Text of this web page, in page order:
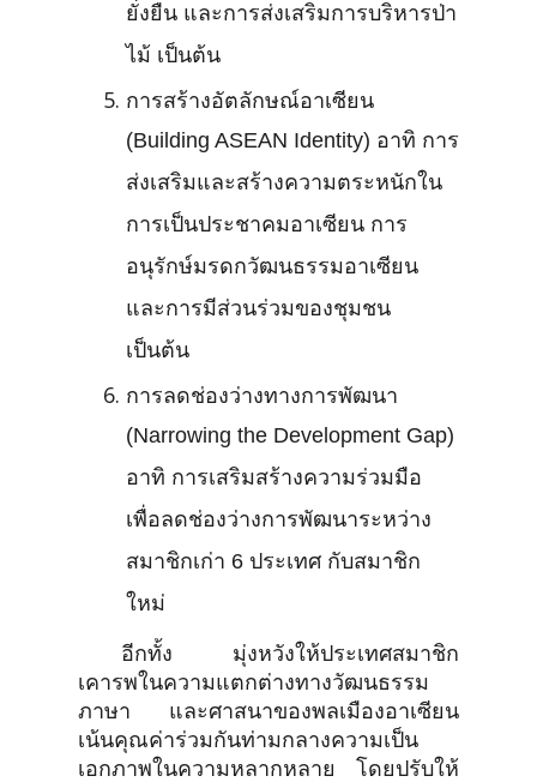
ยั่งยืน และการส่งเสริมการบริหารป่า
ไม้ เป็นต้น
การสร้างอัตลักษณ์อาเซียน
(Building ASEAN Identity) อาทิ การ
ส่งเสริมและสร้างความตระหนักใน
การเป็นประชาคมอาเซียน การ
อนุรักษ์มรดกวัฒนธรรมอาเซียน
และการมีส่วนร่วมของชุมชน
เป็นต้น
การลดช่องว่างทางการพัฒนา
(Narrowing the Development Gap)
อาทิ การเสริมสร้างความร่วมมือ
เพื่อลดช่องว่างการพัฒนาระหว่าง
สมาชิกเก่า 6 ประเทศ กับสมาชิก
ใหม่
อีกทั้ง มุ่งหวังให้ประเทศสมาชิก
เคารพในความแตกต่างทางวัฒนธรรม
ภาษา และศาสนาของพลเมืองอาเซียน
เน้นคุณค่าร่วมกันท่ามกลางความเป็น
เอกภาพในความหลากหลาย โดยปรับให้